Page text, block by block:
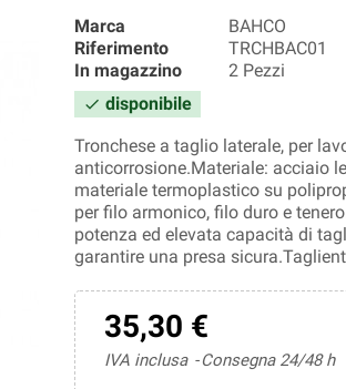
Marca
BAHCO
Riferimento
TRCHBAC01
In magazzino
2 Pezzi
 disponibile
Tronchese a taglio laterale, per
anticorrosione.Materiale: acciaio
materiale termoplastico su
per filo armonico, filo duro e
potenza ed elevata capacità di
garantire una presa
35,30 €
IVA inclusa Consegna 24/48 h